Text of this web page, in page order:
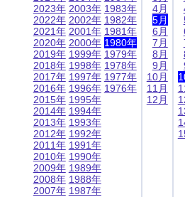
2023年
2022年
2021年
2020年
2019年
2018年
2017年
2016年
2015年
2014年
2013年
2012年
2011年
2010年
2009年
2008年
2007年
2003年
2002年
2001年
2000年
1999年
1998年
1997年
1996年
1995年
1994年
1993年
1992年
1991年
1990年
1989年
1988年
1987年
1983年
1982年
1981年
1980年
1979年
1978年
1977年
1976年
4月
5月
6月
7月
8月
9月
10月
11月
12月